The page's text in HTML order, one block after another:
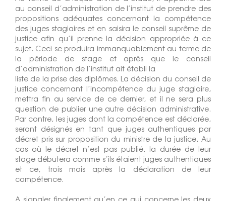
au conseil d’administration de l’institut de prendre des
propositions adéquates concernant la compétence
des juges stagiaires et en saisira le conseil suprême de
justice afin qu’il prenne la décision appropriée à ce
sujet. Ceci se produira immanquablement au terme de
la période de stage et après que le conseil
d’administration de l’institut ait établi la
liste de la prise des diplômes. La décision du conseil de
justice concernant l’incompétence du juge stagiaire,
mettra fin au service de ce dernier, et il ne sera plus
question de publier une autre décision administrative.
Par contre, les juges dont la compétence est déclarée,
seront désignés en tant que juges authentiques par
décret pris sur proposition du ministre de la justice. Au
cas où le décret n’est pas publié, la durée de leur
stage débutera comme s’ils étaient juges authentiques
et ce, trois mois après la déclaration de leur
compétence.
A signaler finalement qu’en ce qui concerne les deux